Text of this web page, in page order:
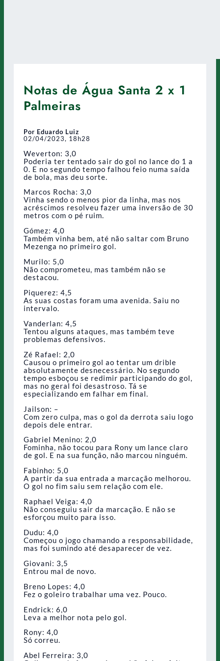
Notas de Água Santa 2 x 1
Palmeiras
Por Eduardo Luiz
02/04/2023, 18h28
Weverton: 3,0
Poderia ter tentado sair do gol no lance do 1 a
0. E no segundo tempo falhou feio numa saída
de bola, mas deu sorte.
Marcos Rocha: 3,0
Vinha sendo o menos pior da linha, mas nos
acréscimos resolveu fazer uma inversão de 30
metros com o pé ruim.
Gómez: 4,0
Também vinha bem, até não saltar com Bruno
Mezenga no primeiro gol.
Murilo: 5,0
Não comprometeu, mas também não se
destacou.
Piquerez: 4,5
As suas costas foram uma avenida. Saiu no
intervalo.
Vanderlan: 4,5
Tentou alguns ataques, mas também teve
problemas defensivos.
Zé Rafael: 2,0
Causou o primeiro gol ao tentar um drible
absolutamente desnecessário. No segundo
tempo esboçou se redimir participando do gol,
mas no geral foi desastroso. Tá se
especializando em falhar em final.
Jailson: –
Com zero culpa, mas o gol da derrota saiu logo
depois dele entrar.
Gabriel Menino: 2,0
Fominha, não tocou para Rony um lance claro
de gol. E na sua função, não marcou ninguém.
Fabinho: 5,0
A partir da sua entrada a marcação melhorou.
O gol no fim saiu sem relação com ele.
Raphael Veiga: 4,0
Não conseguiu sair da marcação. E não se
esforçou muito para isso.
Dudu: 4,0
Começou o jogo chamando a responsabilidade,
mas foi sumindo até desaparecer de vez.
Giovani: 3,5
Entrou mal de novo.
Breno Lopes: 4,0
Fez o goleiro trabalhar uma vez. Pouco.
Endrick: 6,0
Leva a melhor nota pelo gol.
Rony: 4,0
Só correu.
Abel Ferreira: 3,0